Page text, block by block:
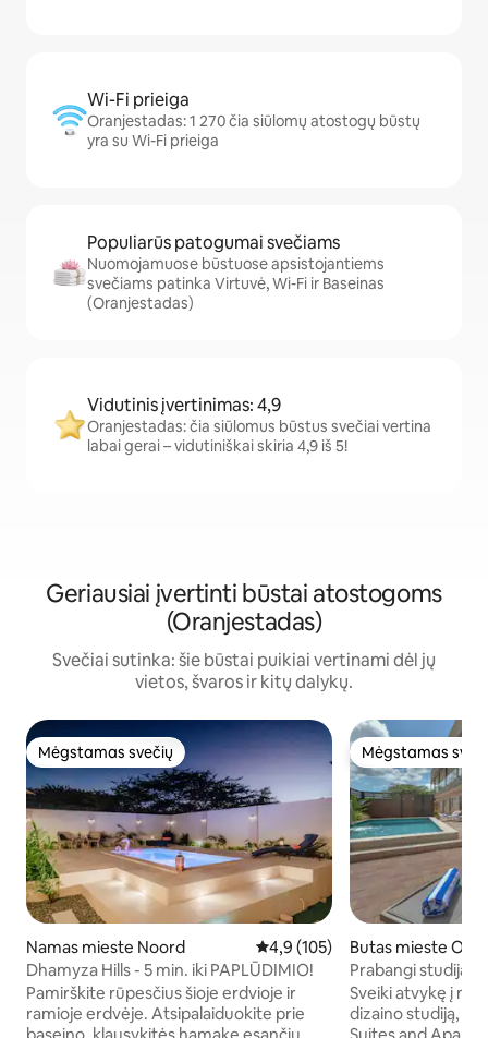
Wi-Fi prieiga
Oranjestadas: 1 270 čia siūlomų atostogų būstų
yra su Wi-Fi prieiga
Populiarūs patogumai svečiams
Nuomojamuose būstuose apsistojantiems
svečiams patinka Virtuvė, Wi-Fi ir Baseinas
(Oranjestadas)
Vidutinis įvertinimas: 4,9
Oranjestadas: čia siūlomus būstus svečiai vertina
labai gerai – vidutiniškai skiria 4,9 iš 5!
Geriausiai įvertinti būstai atostogoms
(Oranjestadas)
Svečiai sutinka: šie būstai puikiai vertinami dėl jų
vietos, švaros ir kitų dalykų.
Mėgstamas svečių
Mėgstamas svečių
Namas mieste Noord Vidutinis įvertinimas: 4,9 iš 5,
4,9 (105)
Dhamyza Hills - 5 min. iki PAPLŪDIMIO!
Pamirškite rūpesčius šioje erdvioje ir
ramioje erdvėje. Atsipalaiduokite prie
Mėgstamas
Mėgstamas
Butas mieste
est
Prabangi studija
Eagle paplūdimio
Sveiki atvykę į
dizaino studiją,